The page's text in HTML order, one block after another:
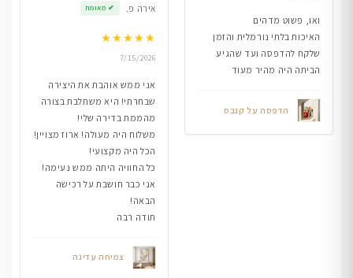
ואו, פשוט מדהים
האיכות בלתי נורמלית והזמן
שלקח להדפסה ועד שהגיע
הביתה היה מהיר מעוד
הדפסה על קנבס
אירה פ. ✔ מאומת
★★★★★
7/15/2026
אני ממש אוהבת את היצירה
שבחרתי! היא משתלבת בצורה
מהממת בדירה שלי!
משלוח היה מעולה! ארוז מצויין!
הכל היה מקצועי!
כל החוויה היתה ממש נעימה!
אני כבר חושבת על רכישה
הבאה!
תודה רבה
צמיחה עדינה